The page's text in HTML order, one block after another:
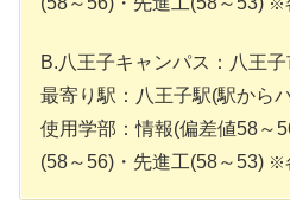
B.八王子キャンパス：八王
最寄り駅：八王子駅(駅から
使用学部：情報(偏差値58～
(58～56)・先進工(58～53) ※